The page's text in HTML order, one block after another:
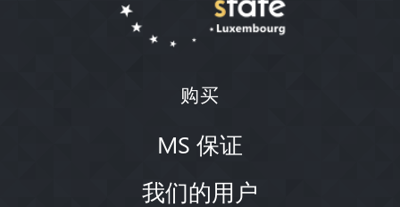
购买
MS 保证
我们的用户